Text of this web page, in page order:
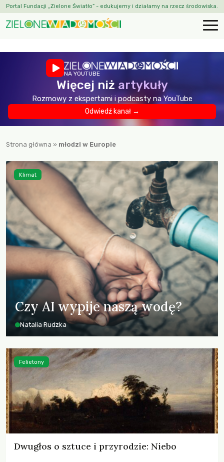
Portal Fundacji „Zielone Światło” - edukujemy i działamy na rzecz środowiska.
NA YOUTUBE
Więcej niż artykuły
Rozmowy z ekspertami i podcasty na YouTube
Odwiedź kanał →
Strona główna » młodzi w Europie
Czy AI wypije naszą wodę?
Natalia Rudzka
Klimat
Dwugłos o sztuce i przyrodzie: Niebo
Felietony